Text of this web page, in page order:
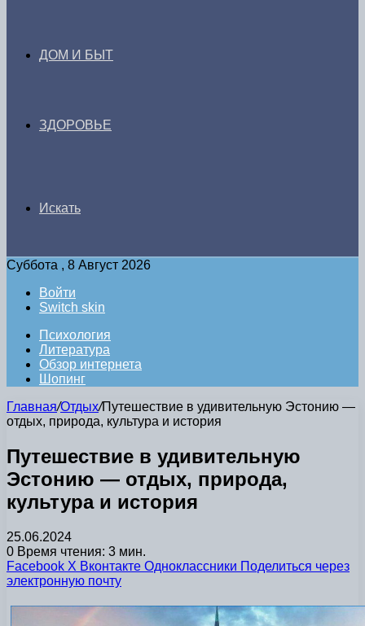
ДОМ И БЫТ
ЗДОРОВЬЕ
Искать
Суббота , 8 Август 2026
Войти
Switch skin
Психология
Литература
Обзор интернета
Шопинг
Главная/Отдых/Путешествие в удивительную Эстонию —
отдых, природа, культура и история
Путешествие в удивительную
Эстонию — отдых, природа,
культура и история
25.06.2024
0 Время чтения: 3 мин.
Facebook X Вконтакте Одноклассники Поделиться через
электронную почту